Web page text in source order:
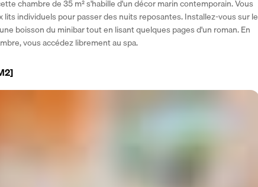
chambre de 35 m² s'habille d'un décor marin contemporain. Vous
lits individuels pour passer des nuits reposantes. Installez-vous sur le
boisson du minibar tout en lisant quelques pages d'un roman. En
vous accédez librement au spa.